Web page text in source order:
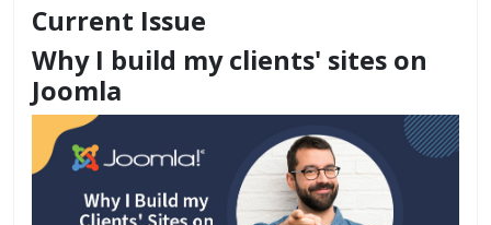
Current Issue
Why I build my clients' sites on
Joomla